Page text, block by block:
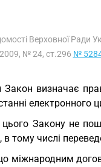
Верховної Ради
№ 24, ст.296 №
Закон визначає
електронного
цього Закону не
в тому числі
міжнародним